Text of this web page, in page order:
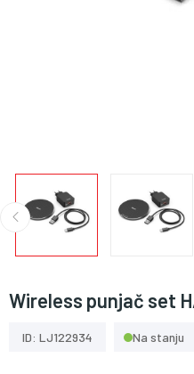
Wireless punjač set
ID: LJ122934 Na stanju